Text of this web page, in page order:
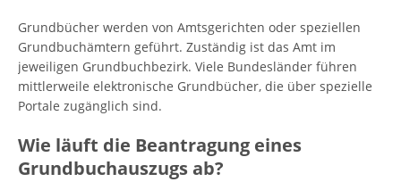
Grundbücher werden von Amtsgerichten oder speziellen
Grundbuchämtern geführt. Zuständig ist das Amt im
jeweiligen Grundbuchbezirk. Viele Bundesländer führen
mittlerweile elektronische Grundbücher, die über spezielle
Portale zugänglich sind.
Wie läuft die Beantragung eines
Grundbuchauszugs ab?